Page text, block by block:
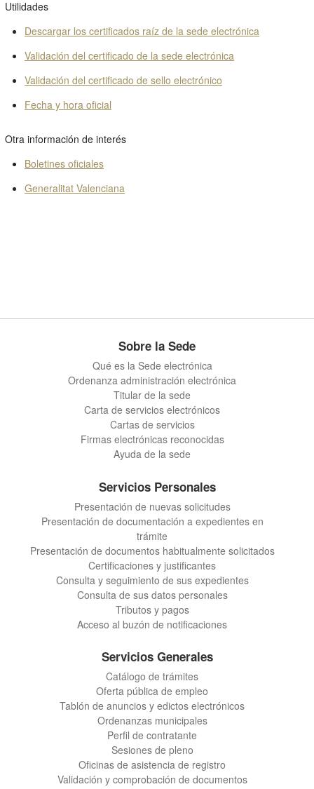
Utilidades
Descargar los certificados raíz de la sede electrónica
Validación del certificado de la sede electrónica
Validación del certificado de sello electrónico
Fecha y hora oficial
Otra información de interés
Boletines oficiales
Generalitat Valenciana
Sobre la Sede
Qué es la Sede electrónica
Ordenanza administración electrónica
Titular de la sede
Carta de servicios electrónicos
Cartas de servicios
Firmas electrónicas reconocidas
Ayuda de la sede
Servicios Personales
Presentación de nuevas solicitudes
Presentación de documentación a expedientes en
trámite
Presentación de documentos habitualmente solicitados
Certificaciones y justificantes
Consulta y seguimiento de sus expedientes
Consulta de sus datos personales
Tributos y pagos
Acceso al buzón de notificaciones
Servicios Generales
Catálogo de trámites
Oferta pública de empleo
Tablón de anuncios y edictos electrónicos
Ordenanzas municipales
Perfil de contratante
Sesiones de pleno
Oficinas de asistencia de registro
Validación y comprobación de documentos